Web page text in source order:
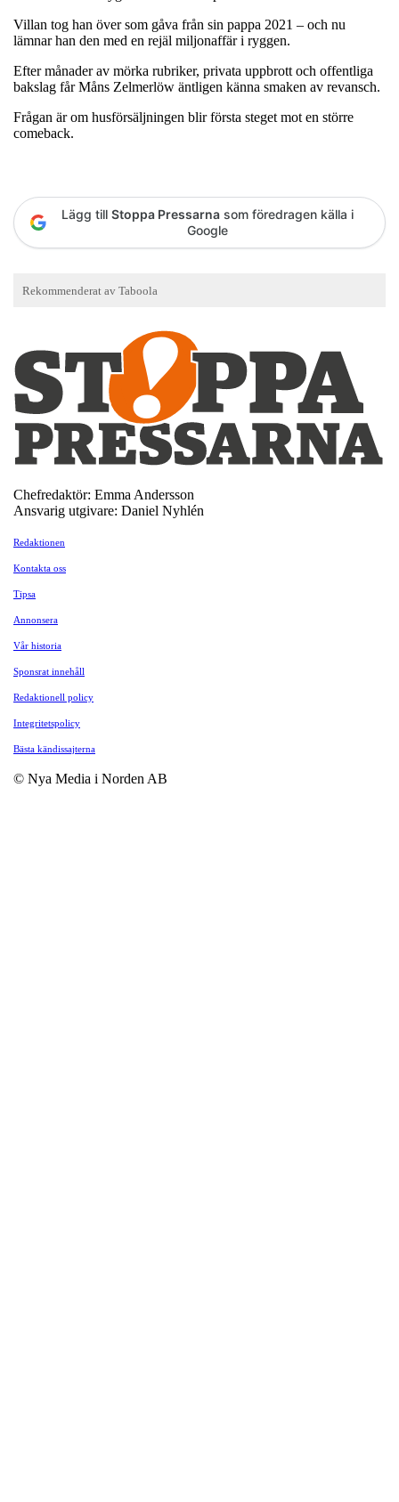
Villan tog han över som gåva från sin pappa 2021 – och nu
lämnar han den med en rejäl miljonaffär i ryggen.
Efter månader av mörka rubriker, privata uppbrott och offentliga
bakslag får Måns Zelmerlöw äntligen känna smaken av revansch.
Frågan är om husförsäljningen blir första steget mot en större
comeback.
Lägg till Stoppa Pressarna som föredragen källa i
Google
Chefredaktör: Emma Andersson
Ansvarig utgivare: Daniel Nyhlén
Redaktionen
Kontakta oss
Tipsa
Annonsera
Vår historia
Sponsrat innehåll
Redaktionell policy
Integritetspolicy
Bästa kändissajterna
© Nya Media i Norden AB